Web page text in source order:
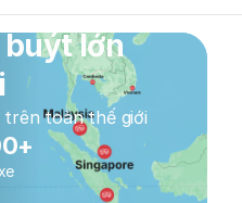
buýt lớn
trên toàn thế giới